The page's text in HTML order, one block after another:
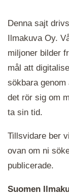
Denna sajt
Ilmakuva Oy.
miljoner bilder
mål att
sökbara
det rör sig om
ta sin tid.
Tillsvidare ber
ovan om ni
publicerade.
Suomen